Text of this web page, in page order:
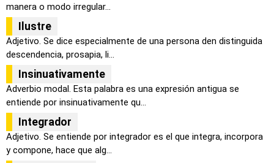
manera o modo irregular...
Ilustre
Adjetivo. Se dice especialmente de una persona den distinguida
descendencia, prosapia, li...
Insinuativamente
Adverbio modal. Esta palabra es una expresión antigua se
entiende por insinuativamente qu...
Integrador
Adjetivo. Se entiende por integrador es el que integra, incorpora
y compone, hace que alg...